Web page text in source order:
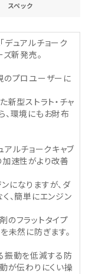
スペック
ュアルチョーク
新発売。
のプロユーザーに
新型ストラト・チャ
、環境にもお財布
ルチョークキャブ
加速性がより改善
になりますが、ダ
、簡単にエンジン
のフラットタイプ
未然に防ぎます。
振動を低減する防
が伝わりにくい操